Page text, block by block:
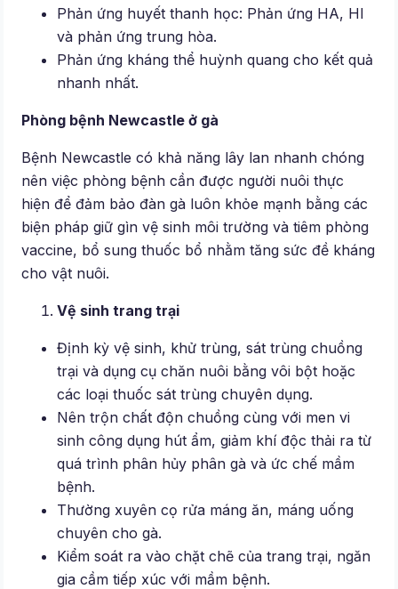
Phản ứng huyết thanh học: Phản ứng HA, HI
và phản ứng trung hòa.
Phản ứng kháng thể huỳnh quang cho kết quả
nhanh nhất.
Phòng bệnh Newcastle ở gà
Bệnh Newcastle có khả năng lây lan nhanh chóng
nên việc phòng bệnh cần được người nuôi thực
hiện để đảm bảo đàn gà luôn khỏe mạnh bằng các
biện pháp giữ gìn vệ sinh môi trường và tiêm phòng
vaccine, bổ sung thuốc bổ nhằm tăng sức đề kháng
cho vật nuôi.
Vệ sinh trang trại
Định kỳ vệ sinh, khử trùng, sát trùng chuồng
trại và dụng cụ chăn nuôi bằng vôi bột hoặc
các loại thuốc sát trùng chuyên dụng.
Nên trộn chất độn chuồng cùng với men vi
sinh công dụng hút ẩm, giảm khí độc thải ra từ
quá trình phân hủy phân gà và ức chế mầm
bệnh.
Thường xuyên cọ rửa máng ăn, máng uống
chuyên cho gà.
Kiểm soát ra vào chặt chẽ của trang trại, ngăn
gia cầm tiếp xúc với mầm bệnh.